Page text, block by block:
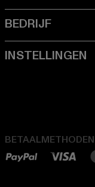
BETAALMETHODEN